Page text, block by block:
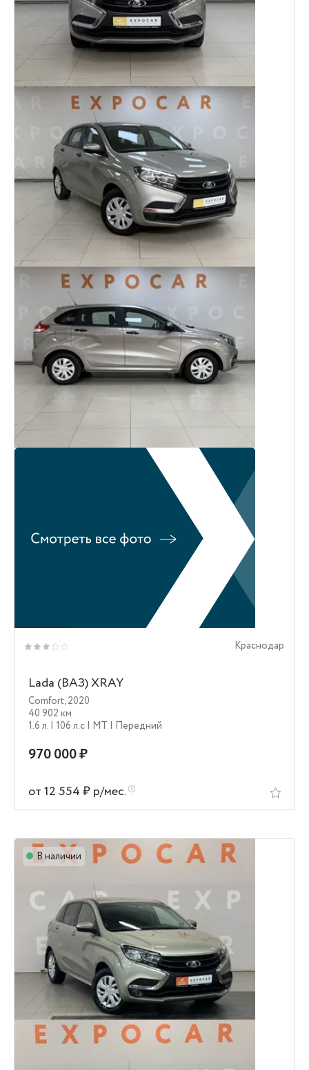
Краснодар
Lada (ВАЗ) XRAY
Comfort,2020
40 902 км
1.6 л. | 106 л.c | MT | Передний
970 000 ₽
от 12 554 ₽ р/мес.
В наличии